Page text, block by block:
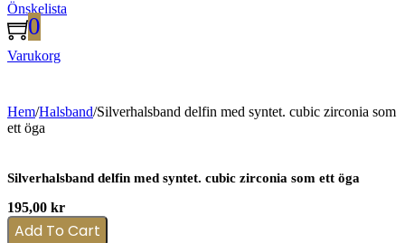
Önskelista
0
Varukorg
Hem/Halsband/Silverhalsband delfin med syntet. cubic zirconia som
ett öga
Silverhalsband delfin med syntet. cubic zirconia som ett öga
195,00 kr
Add To Cart